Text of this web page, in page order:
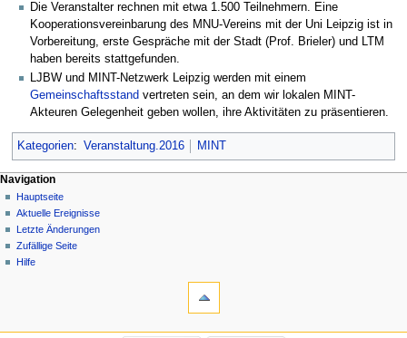
Die Veranstalter rechnen mit etwa 1.500 Teilnehmern. Eine
Kooperationsvereinbarung des MNU-Vereins mit der Uni Leipzig ist in
Vorbereitung, erste Gespräche mit der Stadt (Prof. Brieler) und LTM
haben bereits stattgefunden.
LJBW und MINT-Netzwerk Leipzig werden mit einem
Gemeinschaftsstand vertreten sein, an dem wir lokalen MINT-
Akteuren Gelegenheit geben wollen, ihre Aktivitäten zu präsentieren.
Kategorien: Veranstaltung.2016 MINT
Navigation
Hauptseite
Aktuelle Ereignisse
Letzte Änderungen
Zufällige Seite
Hilfe